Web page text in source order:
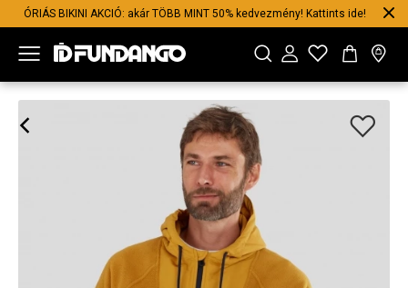
ÓRIÁS BIKINI AKCIÓ: akár TÖBB MINT 50% kedvezmény! Kattints ide!